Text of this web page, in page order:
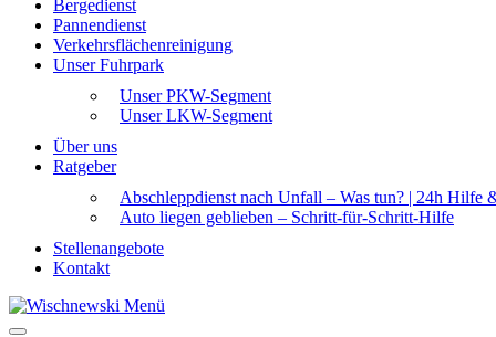
Bergedienst
Pannendienst
Verkehrsflächenreinigung
Unser Fuhrpark
Unser PKW-Segment
Unser LKW-Segment
Über uns
Ratgeber
Abschleppdienst nach Unfall – Was tun? | 24h Hilfe
Auto liegen geblieben – Schritt-für-Schritt-Hilfe
Stellenangebote
Kontakt
Menü